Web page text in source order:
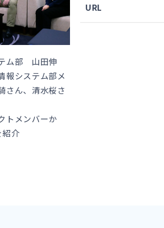
ム部 山田伸
システム部メ
ん、清水桜さ
トメンバーか
紹介
URL